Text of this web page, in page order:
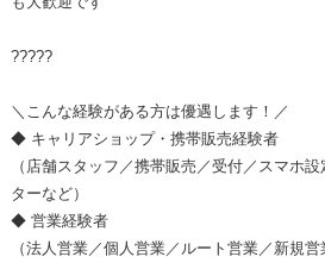
?????
＼こんな経験がある方は優遇します！／
◆ キャリアショップ・携帯販売経験者
（店舗スタッフ／携帯販売／受付／スマホ
ターなど）
◆ 営業経験者
（法人営業／個人営業／ルート営業／新規